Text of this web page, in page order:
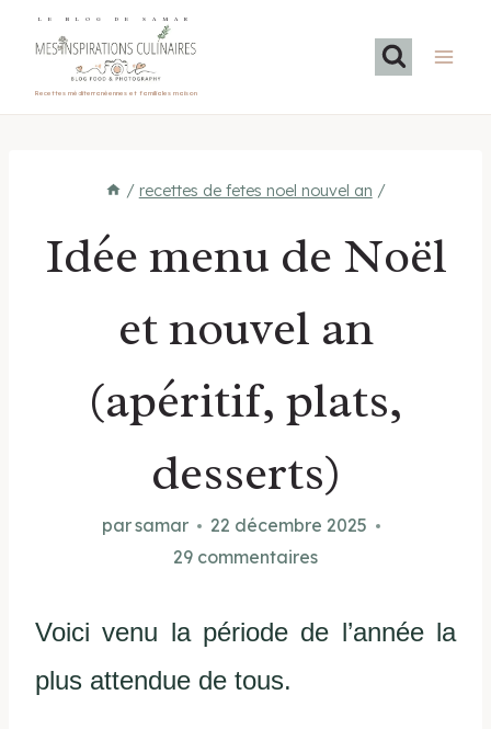
LE BLOG DE SAMAR
Recettes méditerranéennes et familiales maison
/ recettes de fetes noel nouvel an /
Idée menu de Noël
et nouvel an
(apéritif, plats,
desserts)
parsamar
22 décembre 2025
29 commentaires
Voici venu la période de l’année la
plus attendue de tous.